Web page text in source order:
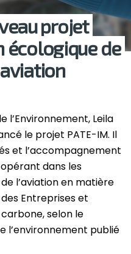
projet
écologique de
l’Environnement, Leila
le projet PATE-IM. Il
et l’accompagnement
dans les
l’aviation en matière
Entreprises et
selon le
l’environnement publié